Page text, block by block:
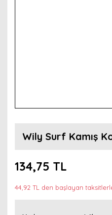
Wily Surf Kamış
134,75 TL
44,92 TL den başlayan